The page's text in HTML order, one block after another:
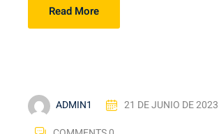
Read More
ADMIN1
21 DE JUNIO DE 2023